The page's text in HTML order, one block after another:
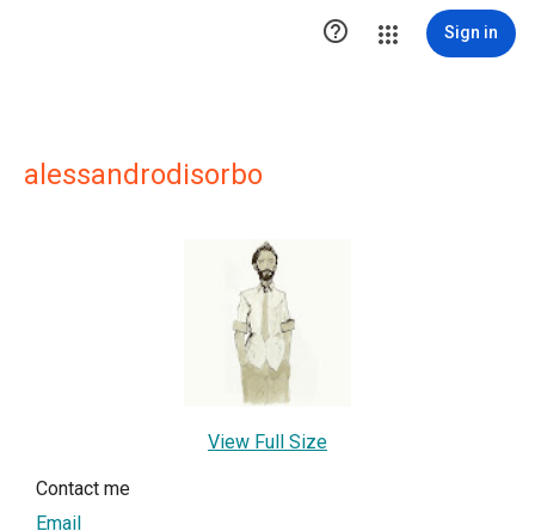
 Sign in
alessandrodisorbo
View Full Size
Contact me
Email